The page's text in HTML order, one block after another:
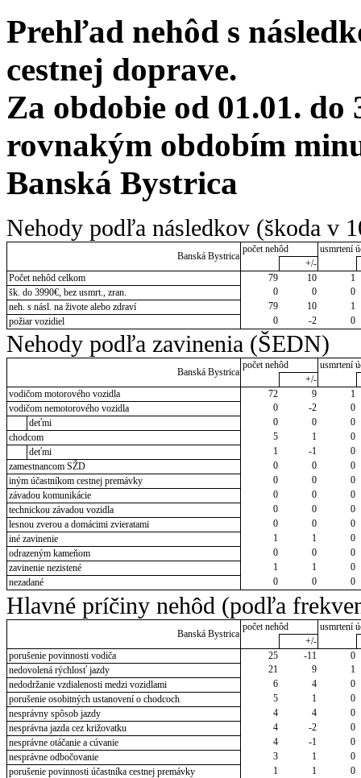
Prehľad nehôd s
cestnej doprave.
Za obdobie od 01.01. do
rovnakým obdobím
Banská Bystrica
Nehody podľa následkov (škoda v
Banská Bystrica
počet nehôd
usmrtení
+/-
Počet nehôd celkom
79 10
1
šk. do 3990€, bez usmrt., zran.
0 0
0
neh. s násl. na živote alebo zdraví
79 10
1
požiar vozidiel
0 -2 0
Nehody podľa zavinenia (ŠEDN)
Banská Bystrica
počet nehôd
usmrtení
+/-
vodičom motorového vozidla
72 9
1
vodičom nemotorového vozidla
0 -2
0
deťmi
0 0
0
chodcom
5 1
0
deťmi
1 -1
0
zamestnancom SŽD
0 0
0
iným účastníkom cestnej premávky
0 0
0
závadou komunikácie
0 0
0
technickou závadou vozidla
0 0
0
lesnou zverou a domácimi zvieratami
0 0
0
iné zavinenie
1 1
0
odrazeným kameňom
0 0
0
zavinenie nezistené
1 1
0
nezadané
0 0 0
Hlavné príčiny nehôd (podľa
Banská Bystrica
počet nehôd
usmrtení
+/-
porušenie povinnosti vodiča
25 -11
0
nedovolená rýchlosť jazdy
21 9
1
nedodržanie vzdialenosti medzi vozidlami
6 4
0
porušenie osobitných ustanovení o chodcoch
5 1
0
nesprávny spôsob jazdy
4 4
0
nesprávna jazda cez križovatku
4 -2
0
nesprávne otáčanie a cúvanie
4 -1
0
nesprávne odbočovanie
3 1
0
porušenie povinnosti účastníka cestnej premávky
1 1
0